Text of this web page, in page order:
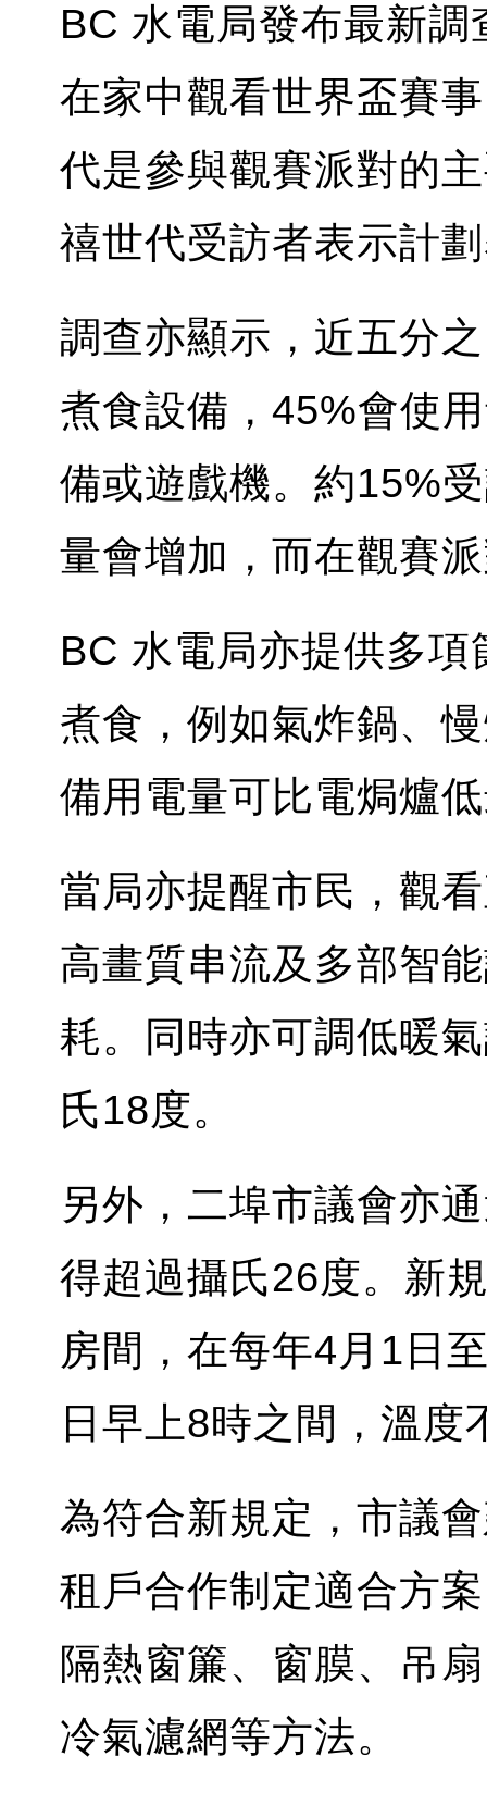
BC 水電局發布最新
在家中觀看世界盃賽
代是參與觀賽派對的
禧世代受訪者表示計
調查亦顯示，近五分
煮食設備，45%會使
備或遊戲機。約15%
量會增加，而在觀賽
BC 水電局亦提供多
煮食，例如氣炸鍋、
備用電量可比電焗爐
當局亦提醒市民，觀
高畫質串流及多部智
耗。同時亦可調低暖
氏18度。
另外，二埠市議會亦
得超過攝氏26度。新
房間，在每年4月1日
日早上8時之間，溫
為符合新規定，市議
租戶合作制定適合方
隔熱窗簾、窗膜、吊
冷氣濾網等方法。